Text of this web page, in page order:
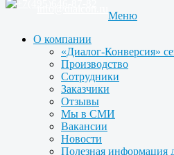
Меню
О компании
«Диалог-Конверсия»
Производство
Сотрудники
Заказчики
Отзывы
Мы в СМИ
Вакансии
Новости
Полезная информация